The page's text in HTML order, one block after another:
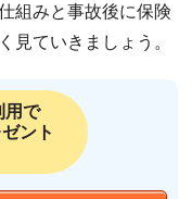
組みと事故後に保険
見ていきましょう。
用で
ント